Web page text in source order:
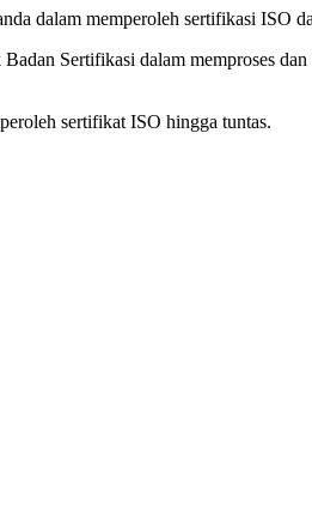
dalam memperoleh sertifikasi ISO
Sertifikasi dalam memproses
sertifikat ISO hingga tuntas.